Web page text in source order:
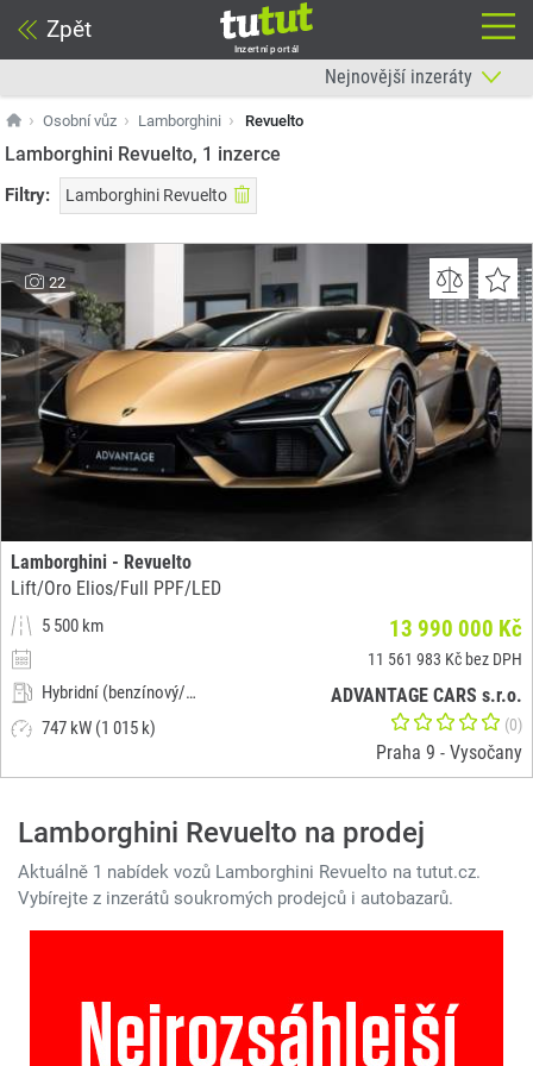
Zpět
Inzertní portál
Osobní vůz Lamborghini Revuelto
Lamborghini Revuelto, 1 inzerce
Filtry: Lamborghini Revuelto
22
Lamborghini - Revuelto
Lift/Oro Elios/Full PPF/LED
5 500 km
Hybridní (benzínový/elektrický)
747 kW (1 015 k)
13 990 000 Kč
11 561 983 Kč bez DPH
ADVANTAGE CARS s.r.o.
(0)
Praha 9 - Vysočany
Lamborghini Revuelto na prodej
Aktuálně 1 nabídek vozů Lamborghini Revuelto na tutut.cz.
Vybírejte z inzerátů soukromých prodejců i autobazarů.